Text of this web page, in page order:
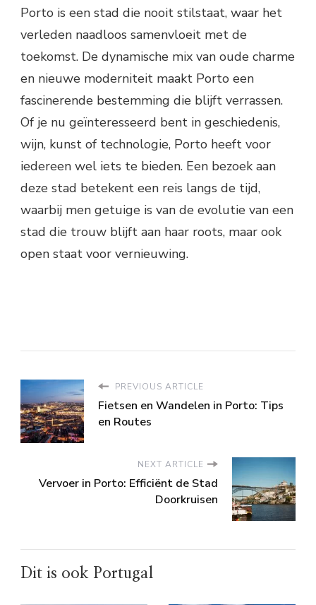
Porto is een stad die nooit stilstaat, waar het
verleden naadloos samenvloeit met de
toekomst. De dynamische mix van oude charme
en nieuwe moderniteit maakt Porto een
fascinerende bestemming die blijft verrassen.
Of je nu geïnteresseerd bent in geschiedenis,
wijn, kunst of technologie, Porto heeft voor
iedereen wel iets te bieden. Een bezoek aan
deze stad betekent een reis langs de tijd,
waarbij men getuige is van de evolutie van een
stad die trouw blijft aan haar roots, maar ook
open staat voor vernieuwing.
PREVIOUS ARTICLE
Fietsen en Wandelen in Porto: Tips
en Routes
NEXT ARTICLE
Vervoer in Porto: Efficiënt de Stad
Doorkruisen
Dit is ook Portugal